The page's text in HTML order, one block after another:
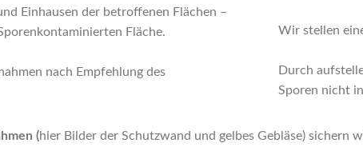
Einhausen der betroffenen Flächen –
Fläche.
nach Empfehlung des
Wir stellen
Durch
Sporen nicht
(hier Bilder der Schutzwand und gelbes Gebläse) sichern